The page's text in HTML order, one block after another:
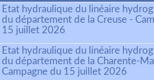
Etat hydraulique du linéaire
du département de la Creuse -
15 juillet 2026
Etat hydraulique du linéaire
du département de la Charente-
Campagne du 15 juillet 2026